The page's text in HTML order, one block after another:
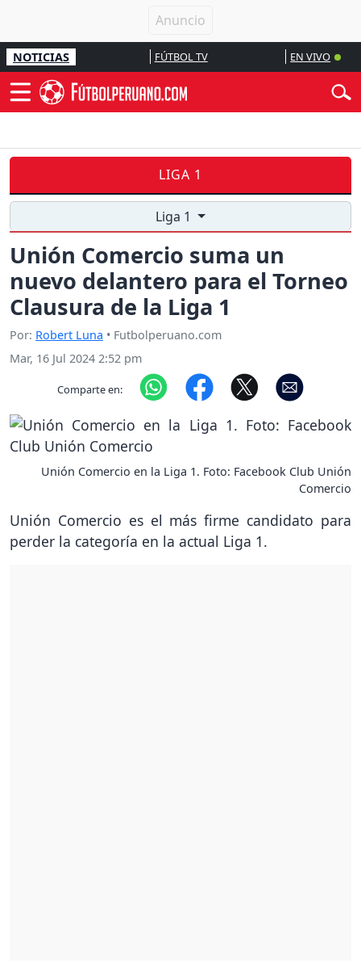
NOTICIAS FÚTBOL TV EN VIVO
LIGA 1
Liga 1
Unión Comercio suma un
nuevo delantero para el Torneo
Clausura de la Liga 1
Por: Robert Luna • Futbolperuano.com
Mar, 16 Jul 2024 2:52 pm
Comparte en:
Unión Comercio en la Liga 1. Foto: Facebook Club Unión
Comercio
Unión Comercio es el más firme candidato para
perder la categoría en la actual Liga 1.